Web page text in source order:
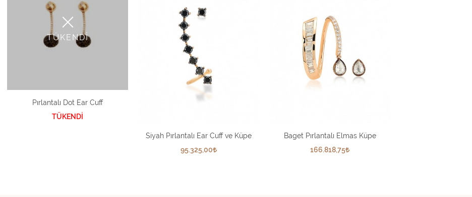
TÜKENDİ
Pırlantalı Dot Ear Cuff
TÜKENDİ
Siyah Pırlantalı Ear Cuff ve Küpe
95.325,00
Baget Pırlantalı Elmas Küpe
166.818,75